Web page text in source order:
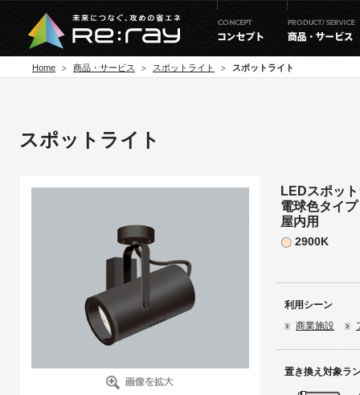
Home 商品・サービス スポットライト スポットライト
スポットライト
LEDスポッ
電球色タイプ
屋内用
2900K
利用シーン
商業施設
置き換え対象ラ